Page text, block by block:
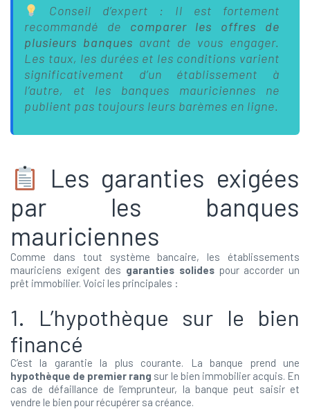
Conseil d’expert : Il est fortement
recommandé de comparer les offres de
plusieurs banques avant de vous engager.
Les taux, les durées et les conditions varient
significativement d’un établissement à
l’autre, et les banques mauriciennes ne
publient pas toujours leurs barèmes en ligne.
Les garanties exigées
par les banques
mauriciennes
Comme dans tout système bancaire, les établissements
mauriciens exigent des garanties solidespour accorder un
prêt immobilier. Voici les principales :
1. L’hypothèque sur le bien
financé
C’est la garantie la plus courante. La banque prend une
hypothèque de premier rang sur le bien immobilier acquis. En
cas de défaillance de l’emprunteur, la banque peut saisir et
vendre le bien pour récupérer sa créance.